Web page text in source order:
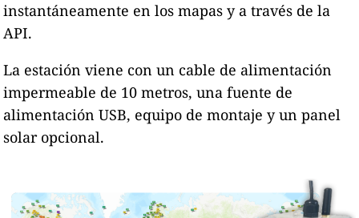
instantáneamente en los mapas y a través de la
API.
La estación viene con un cable de alimentación
impermeable de 10 metros, una fuente de
alimentación USB, equipo de montaje y un panel
solar opcional.